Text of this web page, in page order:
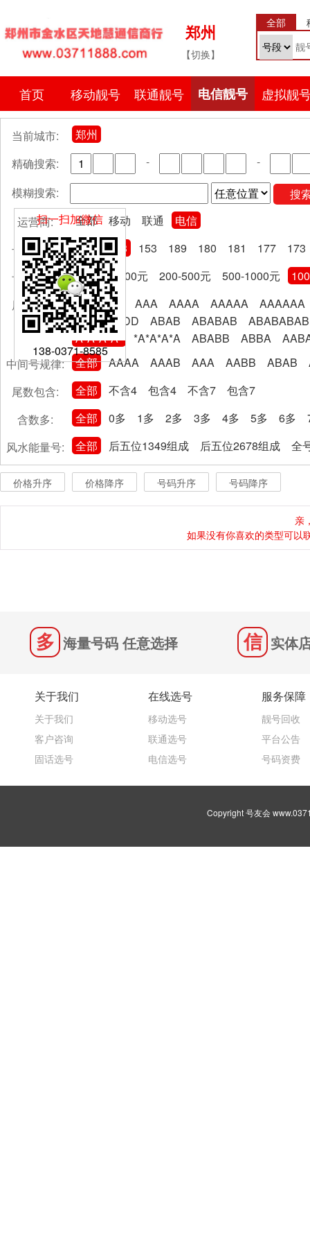
郑州
【切换】
全部
首页 移动靓号 联通靓号 电信靓号 虚拟靓
当前城市:
郑州
精确搜索:
-
-
模糊搜索:
搜
运营商:
全部 移动 联通
电信
号段分类:
全部 133 153 189 180 181 177
173
卡费区间:
全部 0-200元 200-500元 500-1000元
尾号规律:
全部 AA AAA AAAA AAAAA
AAAAAA
AABBCCDD
ABAB ABABAB
ABABABAB
A*A*A*A*
*A*A*A*A ABABB ABBA
中间号规律:
全部 AAAA AAAB AAA AABB ABAB
尾数包含:
全部 不含4 包含4 不含7
包含7
含数多:
全部 0多 1多 2多 3多 4多 5多 6多
风水能量号:
全部 后五位1349组成 后五位2678组成 全
价格升序 价格降序 号码升序 号码降序
亲
如果没有你喜欢的类型可以
海量号码 任意选择 实体
关于我们
关于我们
客户咨询
固话选号
在线选号
移动选号
联通选号
电信选号
服务保障
靓号回收
平台公告
号码资费
Copyright 号友会
扫一扫加微信
138-0371-8585